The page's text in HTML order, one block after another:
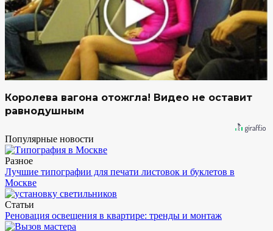
Королева вагона отожгла! Видео не оставит
равнодушным
Популярные новости
Разное
Лучшие типографии для печати листовок и буклетов в
Москве
Статьи
Реновация освещения в квартире: тренды и монтаж